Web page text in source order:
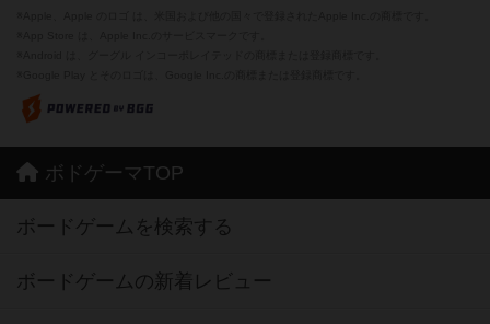
ボドゲーマTOP
ボードゲームを検索する
ボードゲームの新着レビュー